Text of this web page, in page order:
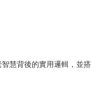
慧背後的實用邏輯，並